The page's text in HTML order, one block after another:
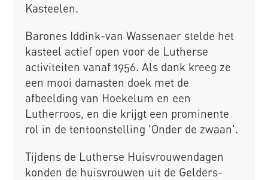
Kasteelen.
Barones Iddink-van Wassenaer stelde het
kasteel actief open voor de Lutherse
activiteiten vanaf 1956. Als dank kreeg ze
een mooi damasten doek met de
afbeelding van Hoekelum en een
Lutherroos, en die krijgt een prominente
rol in de tentoonstelling 'Onder de zwaan'.
Tijdens de Lutherse Huisvrouwendagen
konden de huisvrouwen uit de Gelders-